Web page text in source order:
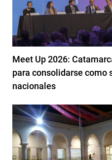
Meet Up 2026:
para consolidarse como
nacionales